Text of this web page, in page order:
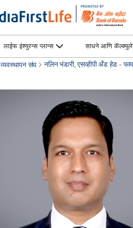
लाईफ इंश्युरन्स प्लान्स साधने आणि
व्यवस्थापन संघ नलिन भंडारी, एसव्हीपी अँड हेड -